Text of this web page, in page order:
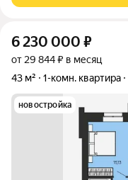
6 230 000 ₽
от 29 844 ₽ в месяц
43 м²
1-комн. квартира
новостройка